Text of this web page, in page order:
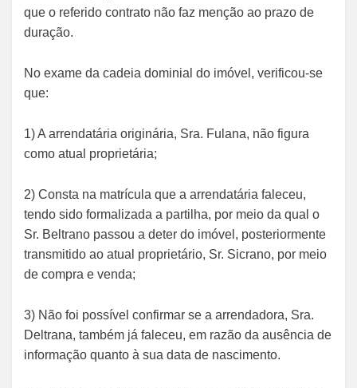
que o referido contrato não faz menção ao prazo de
duração.
No exame da cadeia dominial do imóvel, verificou-se
que:
1) A arrendatária originária, Sra. Fulana, não figura
como atual proprietária;
2) Consta na matrícula que a arrendatária faleceu,
tendo sido formalizada a partilha, por meio da qual o
Sr. Beltrano passou a deter do imóvel, posteriormente
transmitido ao atual proprietário, Sr. Sicrano, por meio
de compra e venda;
3) Não foi possível confirmar se a arrendadora, Sra.
Deltrana, também já faleceu, em razão da ausência de
informação quanto à sua data de nascimento.